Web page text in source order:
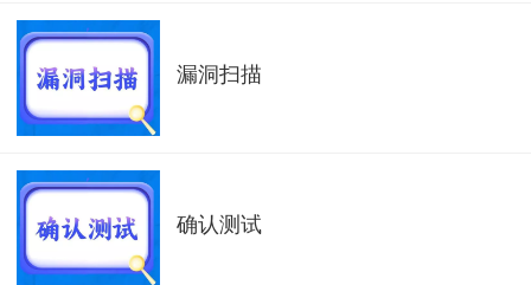
漏洞扫描
确认测试